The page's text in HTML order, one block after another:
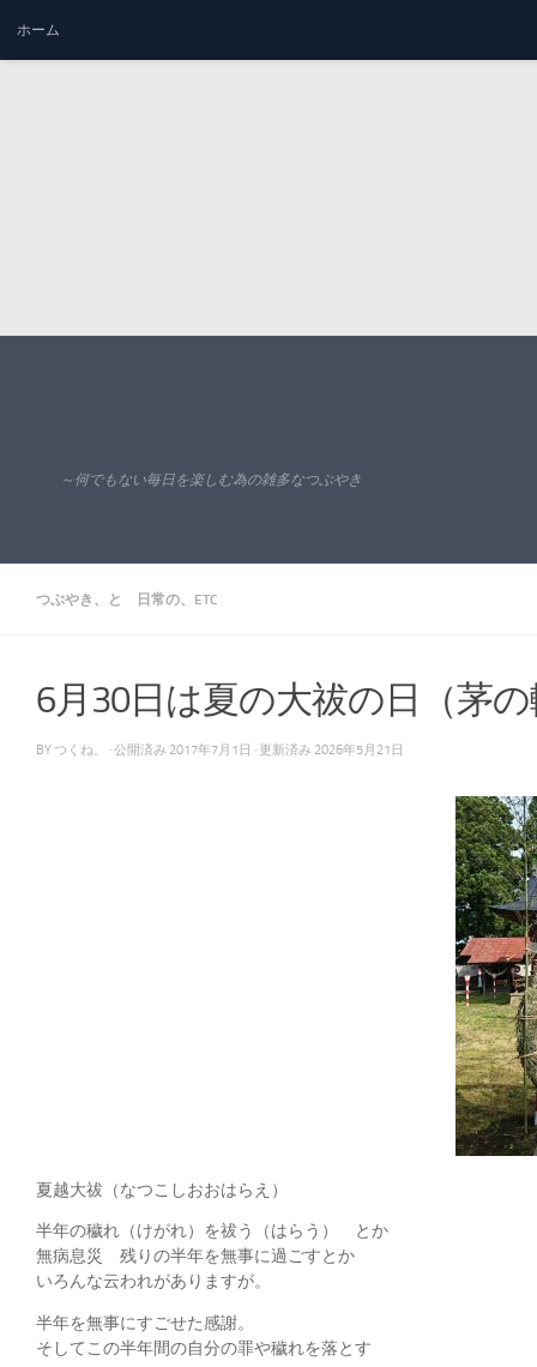
ホーム
～何でもない毎日を楽しむ為の雑多なつぶやき
つぶやき、と 日常の、ETC
6月30日は夏の大祓の日（茅
BY つくね。 · 公開済み 2017年7月1日 · 更新済み 2026年5月21日
夏越大祓（なつこしおおはらえ）
半年の穢れ（けがれ）を祓う（はらう） とか
無病息災 残りの半年を無事に過ごすとか
いろんな云われがありますが。
半年を無事にすごせた感謝。
そしてこの半年間の自分の罪や穢れを落とす